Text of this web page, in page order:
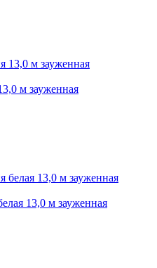
м зауженная
13,0 м зауженная